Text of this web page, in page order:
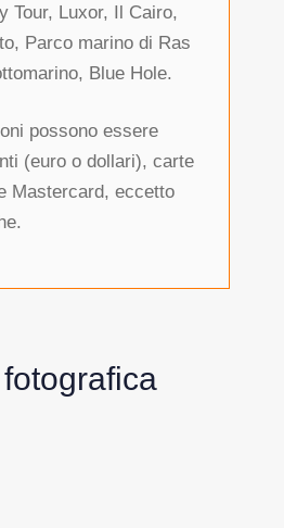
Tour, Luxor, Il Cairo,
Parco marino di Ras
Blue Hole.
possono essere
(euro o dollari), carte
Mastercard, eccetto